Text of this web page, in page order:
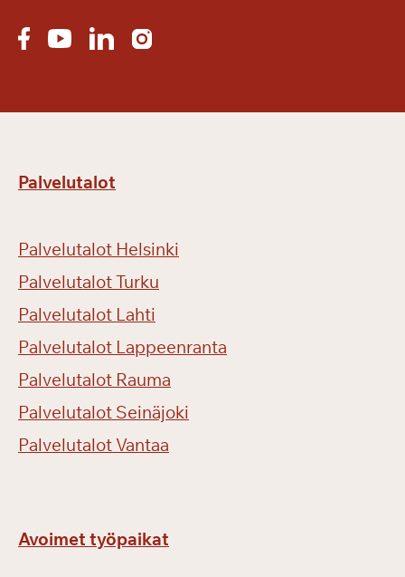
Palvelutalot
Palvelutalot Helsinki
Palvelutalot Turku
Palvelutalot Lahti
Palvelutalot Lappeenranta
Palvelutalot Rauma
Palvelutalot Seinäjoki
Palvelutalot Vantaa
Avoimet työpaikat